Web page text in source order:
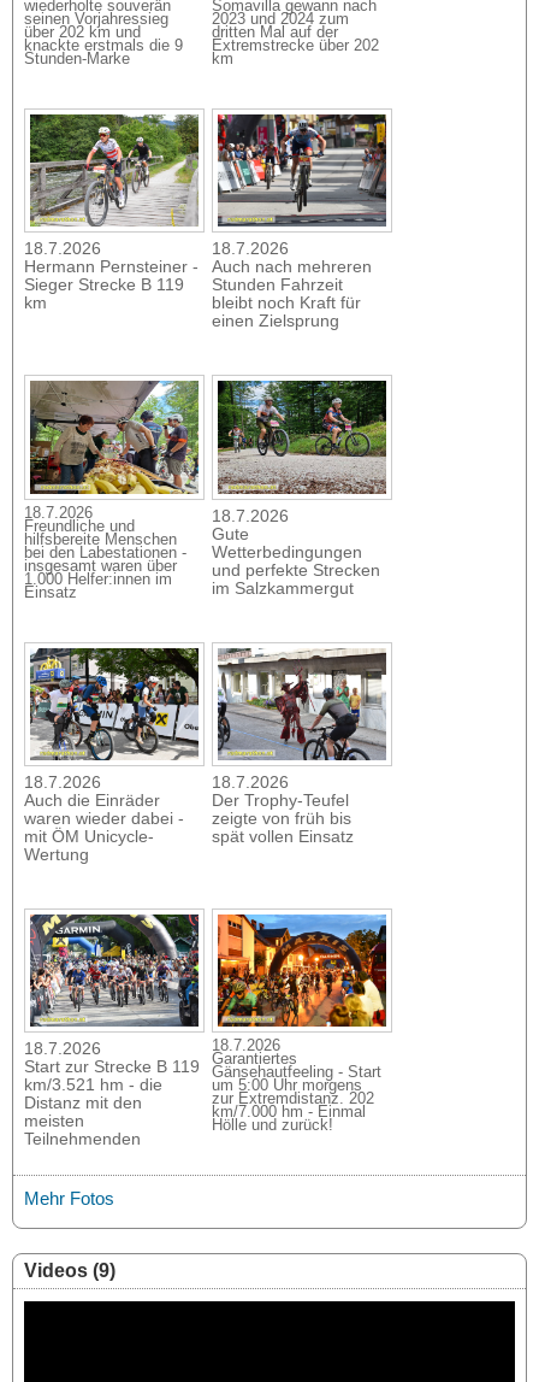
wiederholte souverän
seinen Vorjahressieg
über 202 km und
knackte erstmals die 9
Stunden-Marke
Somavilla gewann nach
2023 und 2024 zum
dritten Mal auf der
Extremstrecke über 202
km
18.7.2026
Hermann Pernsteiner -
Sieger Strecke B 119
km
18.7.2026
Auch nach mehreren
Stunden Fahrzeit
bleibt noch Kraft für
einen Zielsprung
18.7.2026
Freundliche und
hilfsbereite Menschen
bei den Labestationen -
insgesamt waren über
1.000 Helfer:innen im
Einsatz
18.7.2026
Gute
Wetterbedingungen
und perfekte Strecken
im Salzkammergut
18.7.2026
Auch die Einräder
waren wieder dabei -
mit ÖM Unicycle-
Wertung
18.7.2026
Der Trophy-Teufel
zeigte von früh bis
spät vollen Einsatz
18.7.2026
Start zur Strecke B 119
km/3.521 hm - die
Distanz mit den
meisten
Teilnehmenden
18.7.2026
Garantiertes
Gänsehautfeeling - Start
um 5:00 Uhr morgens
zur Extremdistanz. 202
km/7.000 hm - Einmal
Hölle und zurück!
Mehr Fotos
Videos (9)